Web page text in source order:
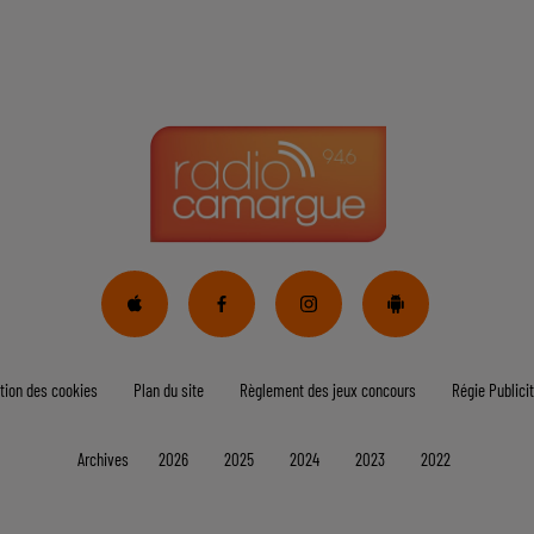
des cookies Plan du site Règlement des jeux concours Régie
Archives 2026 2025 2024 2023 2022